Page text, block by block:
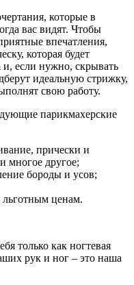
которые в
вас видят. Чтобы
впечатления,
которая будет
и, если нужно, скрывать
идеальную стрижку,
свою работу.
парикмахерские
прически и
многое другое;
бороды и усов;
льготным ценам.
только как ногтевая
рук и ног – это наша